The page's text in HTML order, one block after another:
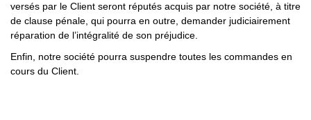
versés par le Client seront réputés acquis par notre société, à titre
de clause pénale, qui pourra en outre, demander judiciairement
réparation de l’intégralité de son préjudice.
Enfin, notre société pourra suspendre toutes les commandes en
cours du Client.